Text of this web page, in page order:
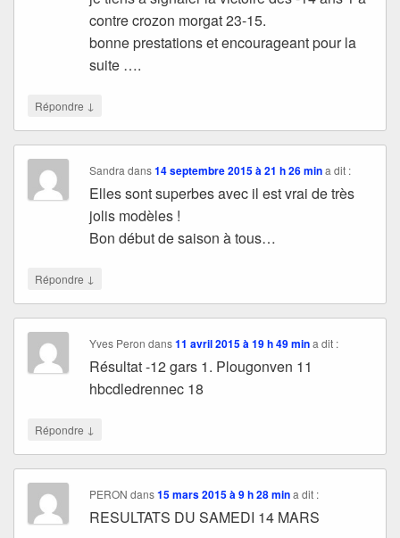
contre crozon morgat 23-15.
bonne prestations et encourageant pour la
suite ….
Répondre ↓
Sandradans14 septembre 2015 à 21 h 26 min a dit :
Elles sont superbes avec il est vrai de très
jolis modèles !
Bon début de saison à tous…
Répondre ↓
Yves Peron dans11 avril 2015 à 19 h 49 min a dit :
Résultat -12 gars 1. Plougonven 11
hbcdledrennec 18
Répondre ↓
PERON dans15 mars 2015 à 9 h 28 min a dit :
RESULTATS DU SAMEDI 14 MARS